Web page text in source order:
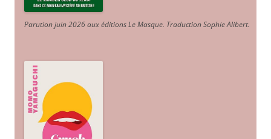
Parution juin 2026 aux éditions Le Masque. Traduction Sophie Alibert.